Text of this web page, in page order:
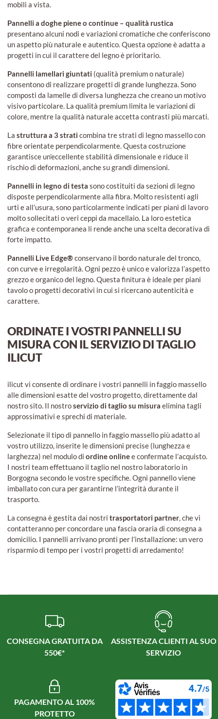
mobili a vista.
Pannelli a doghe piene o continue – qualità rustica
presentano alcuni nodi e variazioni cromatiche che conferiscono
un aspetto più naturale e autentico. Questa opzione è adatta a
progetti in cui il carattere del legno è prioritario.
Pannelli lamellari giuntati (qualità premium o naturale)
consentono di realizzare progetti di grande lunghezza. Sono
composti da lamelle di diversa lunghezza che creano un motivo
visivo particolare. La qualità premium limita le variazioni di
colore, mentre la qualità naturale accetta contrasti più marcati.
La struttura a 3 strati combina tre strati di legno massello con
fibre orientate perpendicolarmente. Questa costruzione
garantisce un’eccellente stabilità dimensionale e riduce il
rischio di deformazioni, anche su grandi dimensioni.
Pannelli in legno di testa sono costituiti da sezioni di legno
disposte perpendicolarmente alla fibra. Molto resistenti agli
urti e all’usura, sono particolarmente indicati per piani di lavoro
molto sollecitati o veri ceppi da macellaio. La loro estetica
grafica e contemporanea li rende anche una scelta decorativa di
forte impatto.
Pannelli Live Edge®conservano il bordo naturale del tronco,
con curve e irregolarità. Ogni pezzo è unico e valorizza l’aspetto
grezzo e organico del legno. Questa finitura è ideale per piani
tavolo o progetti decorativi in cui si ricercano autenticità e
carattere.
ORDINATE I VOSTRI PANNELLI SU
MISURA CON IL SERVIZIO DI TAGLIO
ILICUT
ilicut vi consente di ordinare i vostri pannelli in faggio massello
alle dimensioni esatte del vostro progetto, direttamente dal
nostro sito. Il nostroservizio di taglio su misura elimina tagli
approssimativi e sprechi di materiale.
Selezionate il tipo di pannello in faggio massello più adatto al
vostro utilizzo, inserite le dimensioni precise (lunghezza e
larghezza) nel modulo di ordine onlinee confermate l’acquisto.
I nostri team effettuano il taglio nel nostro laboratorio in
Borgogna secondo le vostre specifiche. Ogni pannello viene
imballato con cura per garantirne l’integrità durante il
trasporto.
La consegna è gestita dai nostri trasportatori partner, che vi
contatteranno per concordare una fascia oraria di consegna a
domicilio. I pannelli arrivano pronti per l’installazione: un vero
risparmio di tempo per i vostri progetti di arredamento!
CONSEGNA GRATUITA DA
550€*
ASSISTENZA CLIENTI AL SUO
SERVIZIO
PAGAMENTO AL 100%
PROTETTO